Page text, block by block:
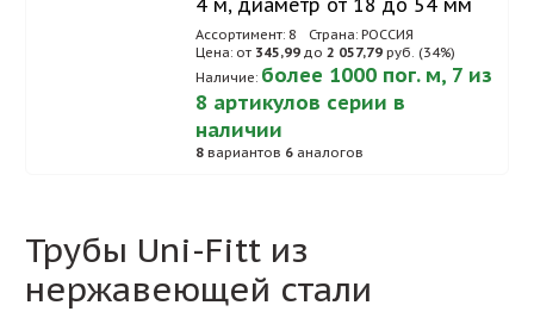
4 м, диаметр от 18 до 54 мм
Ассортимент: 8
Страна: РОССИЯ
Цена: от 345,99 до 2 057,79 руб. (34%)
Наличие: более 1000 пог. м, 7 из
8 артикулов серии в
наличии
8 вариантов 6 аналогов
Трубы Uni-Fitt из
нержавеющей стали